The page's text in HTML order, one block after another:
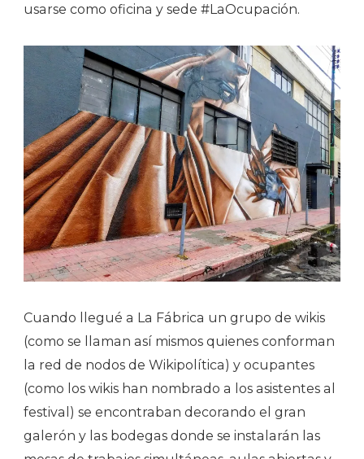
usarse como oficina y sede #LaOcupación.
Cuando llegué a La Fábrica un grupo de wikis
(como se llaman así mismos quienes conforman
la red de nodos de Wikipolítica) y ocupantes
(como los wikis han nombrado a los asistentes al
festival) se encontraban decorando el gran
galerón y las bodegas donde se instalarán las